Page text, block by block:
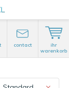
contact
ihr
warenkorb